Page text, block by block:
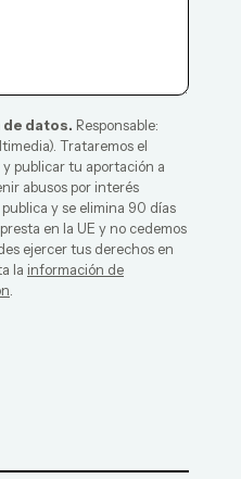
de datos. Responsable:
). Trataremos el
publicar tu aportación a
abusos por interés
y se elimina 90 días
en la UE y no cedemos
ejercer tus derechos en
la información de
.